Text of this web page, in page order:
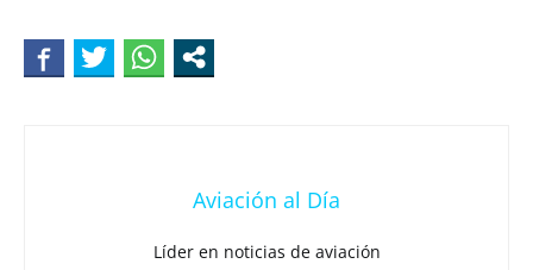
Aviación al Día
Líder en noticias de aviación